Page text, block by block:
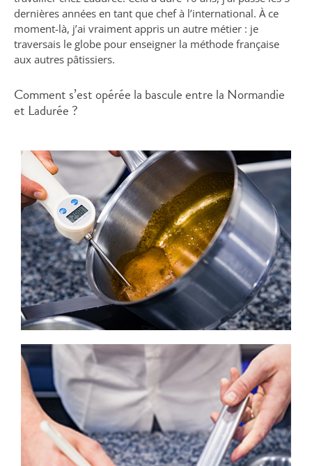
dernières années en tant que chef à l’international. À ce
moment-là, j’ai vraiment appris un autre métier : je
traversais le globe pour enseigner la méthode française
aux autres pâtissiers.
Comment s’est opérée la bascule entre la Normandie
et Ladurée ?